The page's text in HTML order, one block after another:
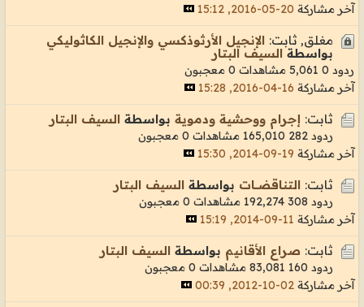
آخر مشاركة 20-05-2016, 15:12
مغلق, ثابت: الإنجيل الأرثوذكسي والإنجيل الكاثوليكي
بواسطة السيف البتار
ردود 0 5,061 مشاهدات
0 معجبون
آخر مشاركة 16-04-2016, 15:28
ثابت: إجرام ووحشية ودموية بواسطة السيف البتار
ردود 282 165,010 مشاهدات
0 معجبون
آخر مشاركة 19-09-2014, 15:30
ثابت: التناقضـــات بواسطة السيف البتار
ردود 308 192,274 مشاهدات
0 معجبون
آخر مشاركة 11-09-2014, 15:19
ثابت: صراع الأقانيم بواسطة السيف البتار
ردود 160 83,081 مشاهدات
0 معجبون
آخر مشاركة 02-10-2012, 00:39